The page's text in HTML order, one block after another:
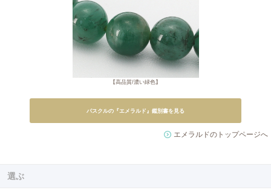
【高品質/濃い緑色】
パスクルの『エメラルド』鑑別書を見る
エメラルドのトップページへ
選ぶ